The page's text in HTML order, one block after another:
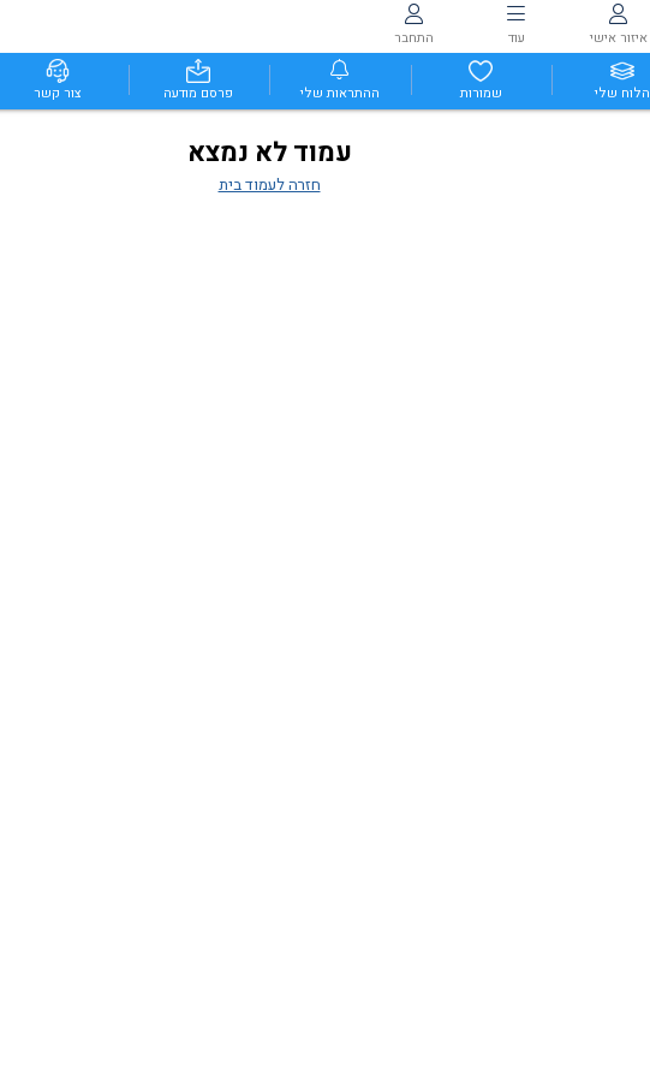
איזור אישי עוד התחבר
הלוח שלי שמורות ההתראות שלי פרסם מודעה צור קשר
עמוד לא נמצא
חזרה לעמוד בית